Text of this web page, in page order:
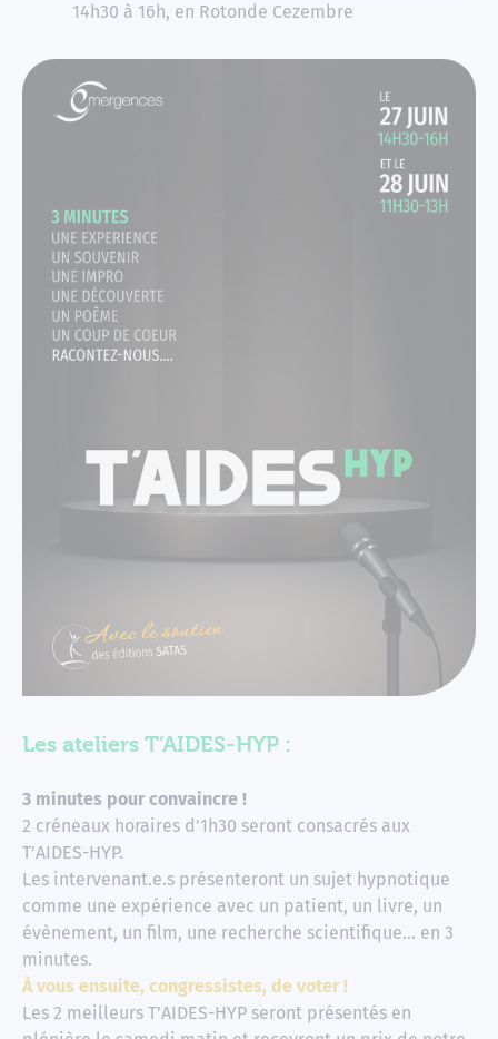
14h30 à 16h, en Rotonde Cezembre
Les ateliers T’AIDES-HYP :
3 minutes pour convaincre !
2 créneaux horaires d’1h30 seront consacrés aux
T’AIDES-HYP.
Les intervenant.e.s présenteront un sujet hypnotique
comme une expérience avec un patient, un livre, un
évènement, un film, une recherche scientifique... en 3
minutes.
À vous ensuite, congressistes, de voter !
Les 2 meilleurs T’AIDES-HYP seront présentés en